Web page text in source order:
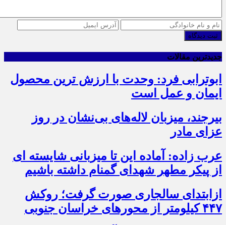
ثبت دیدگاه
جدیدترین مقالات
ابوترابی فرد: وحدت با ارزش ترین محصول
ایمان و عمل است
بیرجند، میزبان لاله‌های بی‌نشان در روز
عزای مادر
عرب زاده: آماده این تا میزبانی شایسته ای
از پیکر مطهر شهدای گمنام داشته باشیم
ازابتدای سالجاری صورت گرفت؛ روکش
۴۴۷ کیلومتر از محورهای خراسان جنوبی